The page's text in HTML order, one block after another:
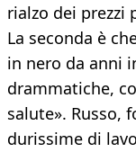
rialzo dei prezzi
La seconda è
in nero da anni
drammatiche,
salute». Russo,
durissime di